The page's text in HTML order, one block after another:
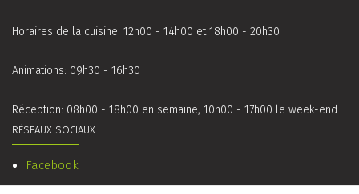
Horaires de la cuisine: 12h00 - 14h00 et 18h00 - 20h30
Animations: 09h30 - 16h30
Réception: 08h00 - 18h00 en semaine, 10h00 - 17h00 le week-end
RÉSEAUX SOCIAUX
Facebook